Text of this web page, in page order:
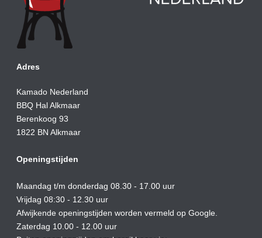
Adres
Kamado Nederland
BBQ Hal Alkmaar
Berenkoog 93
1822 BN Alkmaar
Openingstijden
Maandag t/m donderdag 08.30 - 17.00 uur
Vrijdag 08:30 - 12.30 uur
Afwijkende openingstijden worden vermeld op Google.
Zaterdag 10.00 - 12.00 uur